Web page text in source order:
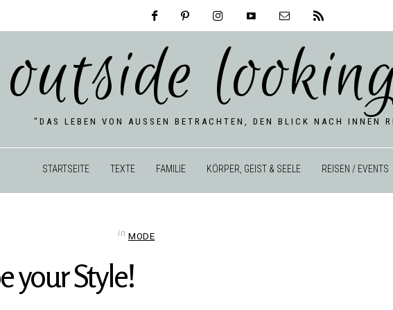
outside
"DAS LEBEN VON AUSSEN BETRACHTEN, DEN BLICK NACH INNEN
START­SEITE TEXTE FAMILIE KÖRPER, GEIST & SEELE REISEN / EVENTS
in MODE
your Style!